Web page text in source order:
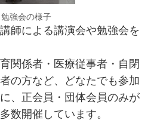
勉強会の様子
師による講演会や勉強会を
関係者・医療従事者・自閉
の方など、どなたでも参加
、正会員・団体会員のみが
数開催しています。